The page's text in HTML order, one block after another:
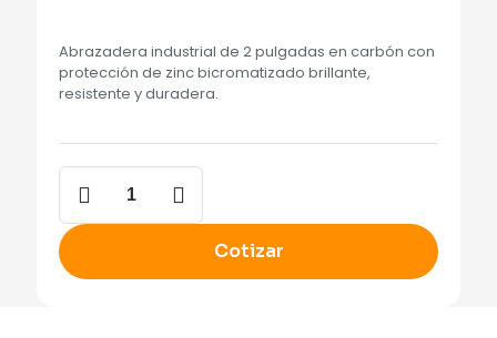
Abrazadera industrial de 2 pulgadas en carbón con
protección de zinc bicromatizado brillante,
resistente y duradera.
Abrazadera
Industrial
2
Pulgadas
cantidad
Cotizar